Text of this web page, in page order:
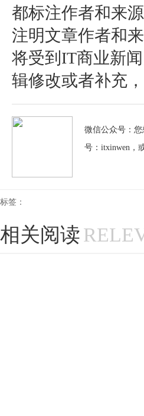
都标注作者和来
注明文章作者和
将受到IT商业新
辑修改或者补充
微信公众号：
号：itxinwen，
标签：
相关阅读